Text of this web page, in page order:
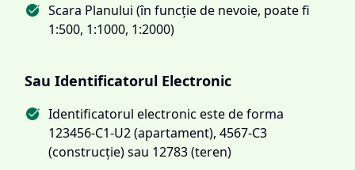
Scara Planului (în funcție de nevoie, poate fi
1:500, 1:1000, 1:2000)
Sau Identificatorul Electronic
Identificatorul electronic este de forma
123456-C1-U2 (apartament), 4567-C3
(construcție) sau 12783 (teren)